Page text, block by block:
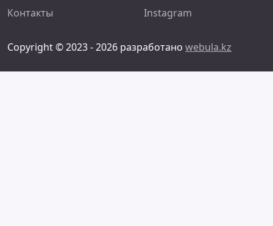
Контакты Instagram
Copyright © 2023 - 2026 разработано webula.kz